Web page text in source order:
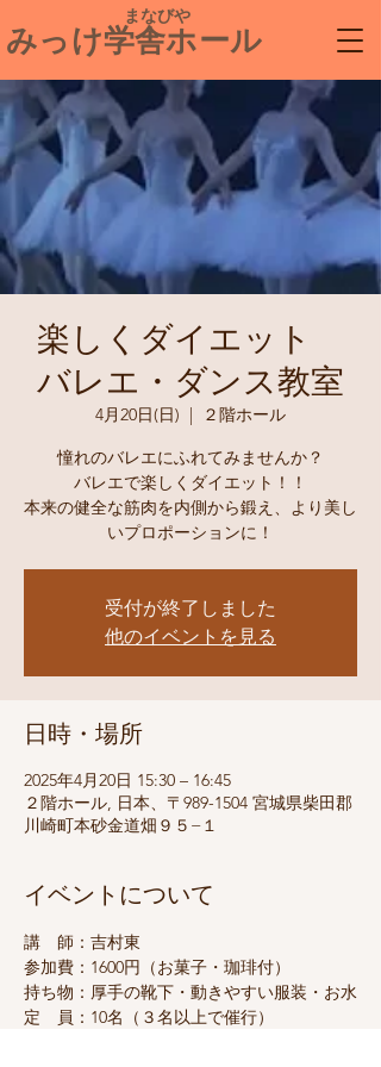
​ まなびや
みっけ学舎ホール
楽しくダイエット
バレエ・ダンス教室
4月20日(日)
  |
２階ホール
憧れのバレエにふれてみませんか？
バレエで楽しくダイエット！！
本来の健全な筋肉を内側から鍛え、より美し
いプロポーションに！
受付が終了しました
他のイベントを見る
日時・場所
2025年4月20日 15:30 – 16:45
２階ホール, 日本、〒989-1504 宮城県柴田郡
川崎町本砂金道畑９５−１
イベントについて
講　師：吉村東
参加費：1600円（お菓子・珈琲付）
持ち物：厚手の靴下・動きやすい服装・お水
定　員：10名（３名以上で催行）